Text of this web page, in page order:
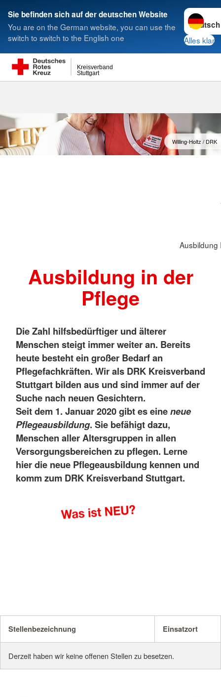
Sie befinden sich auf der deutschen Website
You are on the German website, you can use the
switch to switch to the English one
Sprache
Alles klar
Stuttgart
Kreisverband
Suche
Willing-Holtz / DRK
Ausbildung
Ausbildung in der
Pflege
Die Zahl hilfsbedürftiger und älterer
Menschen steigt immer weiter an. Bereits
heute besteht ein großer Bedarf an
Pflegefachkräften. Wir als DRK Kreisverband
Stuttgart bilden aus und sind immer auf der
Suche nach neuen Gesichtern.
Seit dem 1. Januar 2020 gibt es eineneue
Pflegeausbildung. Sie befähigt dazu,
Menschen aller Altersgruppen in allen
Versorgungsbereichen zu pflegen. Lerne
hier die neue Pflegeausbildung kennen und
komm zum DRK Kreisverband Stuttgart.
Stellenbezeichnung Einsatzort
Derzeit haben wir keine offenen Stellen zu besetzen.